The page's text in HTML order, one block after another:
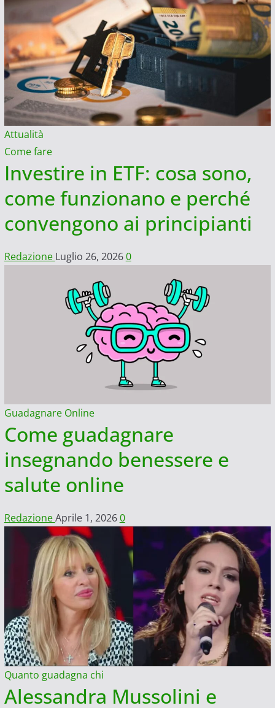
Attualità
Come fare
Investire in ETF: cosa sono,
come funzionano e perché
convengono ai principianti
Redazione Luglio 26, 20260
Guadagnare Online
Come guadagnare
insegnando benessere e
salute online
RedazioneAprile 1, 20260
Quanto guadagna chi
Alessandra Mussolini e